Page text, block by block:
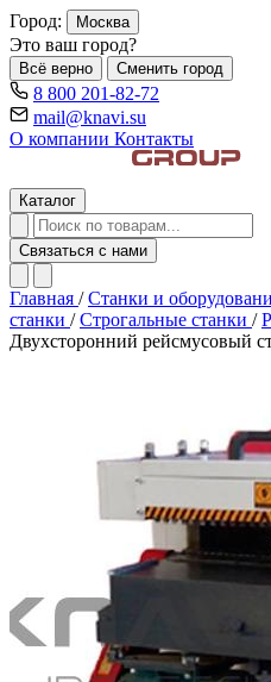
Город: Москва
Это ваш город?
Всё верно Сменить город
8 800 201-82-72
mail@knavi.su
О компании Контакты
Каталог
Связаться с нами
Главная / Станки и
станки / Строгальные станки /
Двухсторонний рейсмусовый